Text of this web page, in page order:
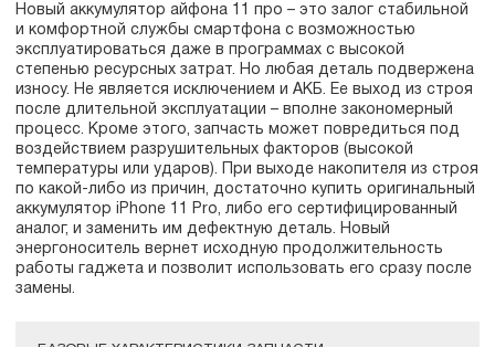
Новый аккумулятор айфона 11 про – это залог стабильной
и комфортной службы смартфона с возможностью
эксплуатироваться даже в программах с высокой
степенью ресурсных затрат. Но любая деталь подвержена
износу. Не является исключением и АКБ. Ее выход из строя
после длительной эксплуатации – вполне закономерный
процесс. Кроме этого, запчасть может повредиться под
воздействием разрушительных факторов (высокой
температуры или ударов). При выходе накопителя из строя
по какой-либо из причин, достаточно купить оригинальный
аккумулятор iPhone 11 Pro, либо его сертифицированный
аналог, и заменить им дефектную деталь. Новый
энергоноситель вернет исходную продолжительность
работы гаджета и позволит использовать его сразу после
замены.